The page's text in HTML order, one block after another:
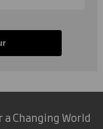
Changing World